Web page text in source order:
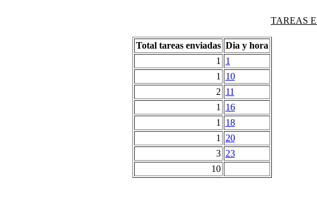
TAREAS
Total tareas enviadas Dia y hora
1
1
1
10
2 11
1
16
1
18
1
20
3 23
10